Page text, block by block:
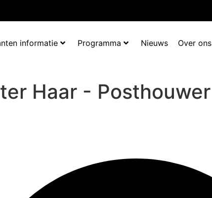
informatie Programma Nieuws Over ons
Haar - Posthouwer